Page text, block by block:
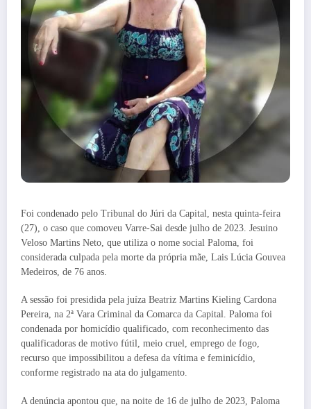
Foi condenado pelo Tribunal do Júri da Capital, nesta quinta-feira
(27), o caso que comoveu Varre-Sai desde julho de 2023. Jesuino
Veloso Martins Neto, que utiliza o nome social Paloma, foi
considerada culpada pela morte da própria mãe, Lais Lúcia Gouvea
Medeiros, de 76 anos.
A sessão foi presidida pela juíza Beatriz Martins Kieling Cardona
Pereira, na 2ª Vara Criminal da Comarca da Capital. Paloma foi
condenada por homicídio qualificado, com reconhecimento das
qualificadoras de motivo fútil, meio cruel, emprego de fogo,
recurso que impossibilitou a defesa da vítima e feminicídio,
conforme registrado na ata do julgamento.
A denúncia apontou que, na noite de 16 de julho de 2023, Paloma